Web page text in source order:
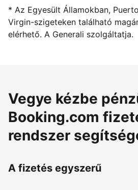
* Az Egyesült Államokban,
Virgin-szigeteken található
elérhető. A Generali szolgáltatja.
Vegye kézbe
Booking.com
rendszer
A fizetés egyszerű